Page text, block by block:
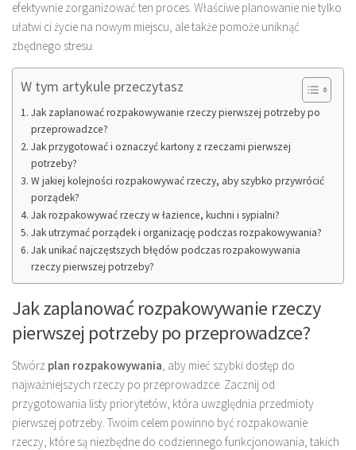
efektywnie zorganizować ten proces. Właściwe planowanie nie tylko
ułatwi ci życie na nowym miejscu, ale także pomoże uniknąć
zbędnego stresu.
W tym artykule przeczytasz
Jak zaplanować rozpakowywanie rzeczy pierwszej potrzeby po
przeprowadzce?
Jak przygotować i oznaczyć kartony z rzeczami pierwszej
potrzeby?
W jakiej kolejności rozpakowywać rzeczy, aby szybko przywrócić
porządek?
Jak rozpakowywać rzeczy w łazience, kuchni i sypialni?
Jak utrzymać porządek i organizację podczas rozpakowywania?
Jak unikać najczęstszych błędów podczas rozpakowywania
rzeczy pierwszej potrzeby?
Jak zaplanować rozpakowywanie rzeczy
pierwszej potrzeby po przeprowadzce?
Stwórz plan rozpakowywania , aby mieć szybki dostęp do
najważniejszych rzeczy po przeprowadzce. Zacznij od
przygotowania listy priorytetów, która uwzględnia przedmioty
pierwszej potrzeby. Twoim celem powinno być rozpakowanie
rzeczy, które są niezbędne do codziennego funkcjonowania, takich